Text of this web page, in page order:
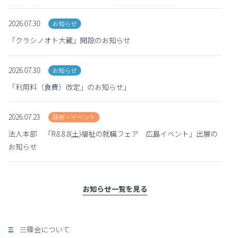
2026.07.30 お知らせ
「クラシノオト大蔵」開設のお知らせ
2026.07.30 お知らせ
「利用料（食費）改定」のお知らせ」
2026.07.23 研修・イベント
法人本部 「R8.8.8(土)福祉の就職フェア 広島イベント」出展の
お知らせ
お知らせ一覧を見る
三篠会について